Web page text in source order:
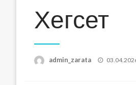
Хегсет
admin_zarata
Posted